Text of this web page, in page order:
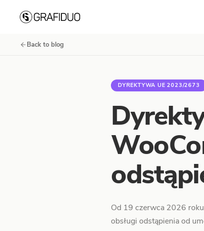
Back to blog
DYREKTYWA UE 2023/2673
Od 19 czerwca 2026
obsługi odstąpienia od